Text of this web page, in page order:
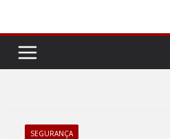
conteúdo
SEGURANÇA